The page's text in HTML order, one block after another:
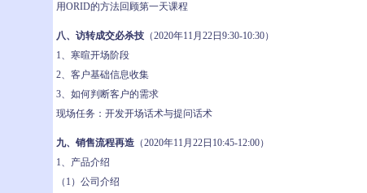
用ORID的方法回顾第一天课程
八、访转成交必杀技 （2020年11月22日9:30-10:30）
1、寒暄开场阶段
2、客户基础信息收集
3、如何判断客户的需求
现场任务：开发开场话术与提问话术
九、销售流程再造 （2020年11月22日10:45-12:00）
1、产品介绍
（1）公司介绍